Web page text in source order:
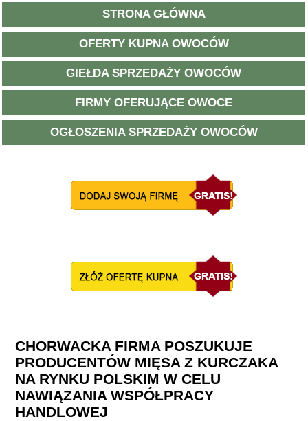
STRONA GŁÓWNA
OFERTY KUPNA OWOCÓW
GIEŁDA SPRZEDAŻY OWOCÓW
FIRMY OFERUJĄCE OWOCE
OGŁOSZENIA SPRZEDAŻY OWOCÓW
CHORWACKA FIRMA POSZUKUJE
PRODUCENTÓW MIĘSA Z KURCZAKA
NA RYNKU POLSKIM W CELU
NAWIĄZANIA WSPÓŁPRACY
HANDLOWEJ